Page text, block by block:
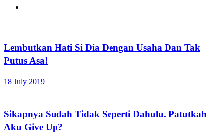
Lembutkan Hati Si Dia Dengan Usaha Dan Tak
Putus Asa!
18 July 2019
Sikapnya Sudah Tidak Seperti Dahulu. Patutkah
Aku Give Up?